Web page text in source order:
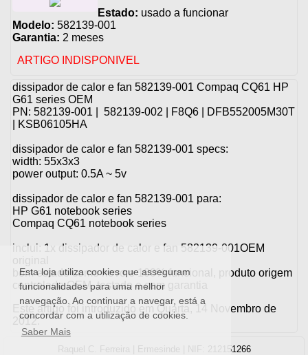
Esta loja utiliza cookies que asseguram
funcionalidades para uma melhor
navegação. Ao continuar a navegar, está a
concordar com a utilização de cookies.
Saber Mais
Estado: usado a funcionar
Modelo: 582139-001
Garantia: 2 meses
ARTIGO INDISPONIVEL
dissipador de calor e fan 582139-001 Compaq CQ61 HP
G61 series OEM
PN: 582139-001 | 582139-002 | F8Q6 | DFB552005M30T
| KSB06105HA
dissipador de calor e fan 582139-001 specs:
width: 55x3x3
power output: 0.5A ~ 5v
dissipador de calor e fan 582139-001 para:
HP G61 notebook series
Compaq CQ61 notebook series
inclui: 1x dissipador de calor e fan 582139-001OEM
original
bom estado como novo e 100% funcional, produto origem
controlado OEM, testado e com garantia
Este artigo foi introduzido em Quarta, 14 Novembro de
2012.
Raquel C. Ferreira | Ermesinde | NIF: 212151266